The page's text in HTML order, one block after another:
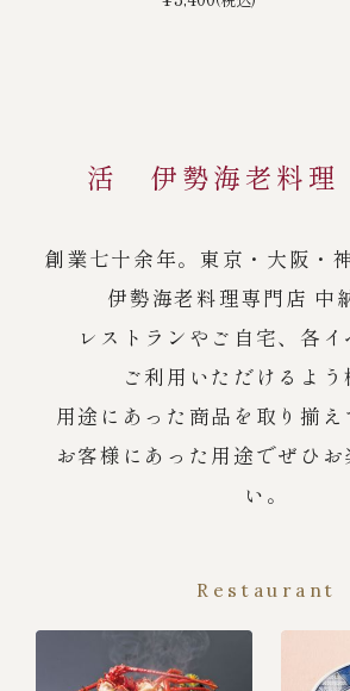
活 伊勢海老料理
創業七十余年。東京・大阪・
伊勢海老料理専門店 中
レストランやご自宅、各
ご利用いただけるよう
用途にあった商品を取り揃え
お客様にあった用途でぜひお
い。
Restaurant